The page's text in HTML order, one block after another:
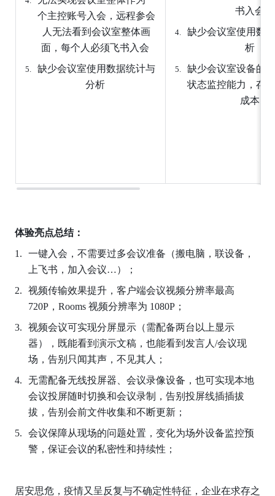
个主控账号入会，远程参会
人无法看到会议室整体画
面，每个人必须飞书入会
缺少会议室使用数据统计与
分析
书入会
缺少会议室使用数
析
缺少会议室设备的
状态监控能力，存
成本
体验亮点总结：
一键入会，不需要过多会议准备（搬电脑，联设备，
上飞书，加入会议…）；
视频传输效果提升，客户端会议视频分辨率最高
720P，Rooms 视频分辨率为 1080P；
视频会议可实现分屏显示（需配备两台以上显示
器），既能看到演示文稿，也能看到发言人/会议现
场，告别只闻其声，不见其人；
无需配备无线投屏器、会议录像设备，也可实现本地
会议投屏随时切换和会议录制，告别投屏线插插拔
拔，告别会前文件收集和不断更新；
会议保障从现场的问题处置，变化为场外设备监控预
警，保证会议的私密性和持续性；
居安思危，疫情又呈反复与不确定性特征，企业在求存之